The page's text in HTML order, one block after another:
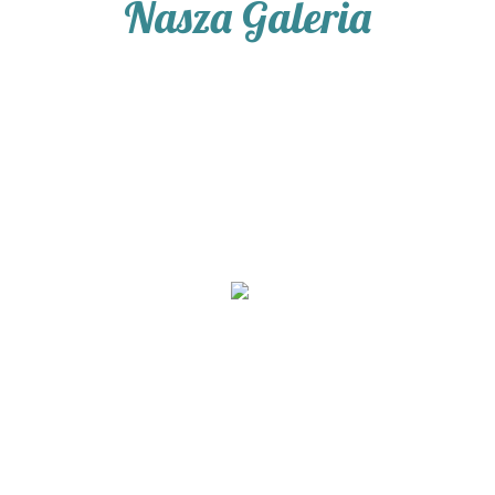
Nasza Galeria